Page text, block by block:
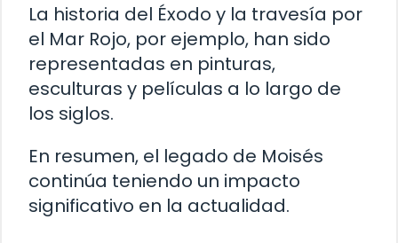
La historia del Éxodo y la travesía por
el Mar Rojo, por ejemplo, han sido
representadas en pinturas,
esculturas y películas a lo largo de
los siglos.
En resumen, el legado de Moisés
continúa teniendo un impacto
significativo en la actualidad.